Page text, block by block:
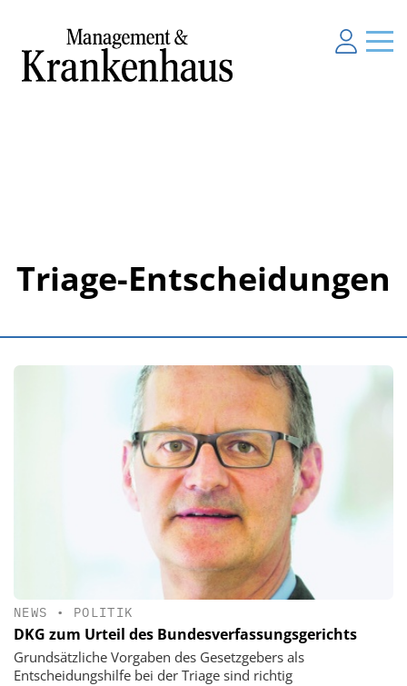
Triage-Entscheidungen
NEWS • POLITIK
DKG zum Urteil des Bundesverfassungsgerichts
Grundsätzliche Vorgaben des Gesetzgebers als
Entscheidungshilfe bei der Triage sind richtig